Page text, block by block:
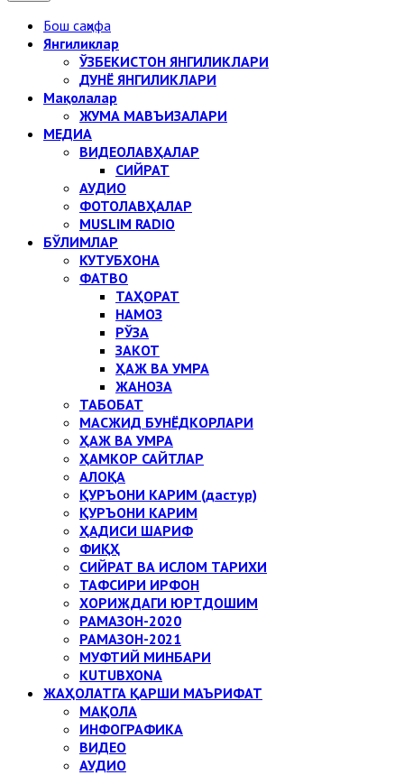
Бош саҳифа
Янгиликлар
ЎЗБЕКИСТОН ЯНГИЛИКЛАРИ
ДУНЁ ЯНГИЛИКЛАРИ
Мақолалар
ЖУМА МАВЪИЗАЛАРИ
МЕДИА
ВИДЕОЛАВҲАЛАР
СИЙРАТ
АУДИО
ФОТОЛАВҲАЛАР
MUSLIM RADIO
БЎЛИМЛАР
КУТУБХОНА
ФАТВО
ТАҲОРАТ
НАМОЗ
РЎЗА
ЗАКОТ
ҲАЖ ВА УМРА
ЖАНОЗА
ТАБОБАТ
МАСЖИД БУНЁДКОРЛАРИ
ҲАЖ ВА УМРА
ҲАМКОР САЙТЛАР
АЛОҚА
ҚУРЪОНИ КАРИМ (дастур)
ҚУРЪОНИ КАРИМ
ҲАДИСИ ШАРИФ
ФИҚҲ
СИЙРАТ ВА ИСЛОМ ТАРИХИ
ТАФСИРИ ИРФОН
ХОРИЖДАГИ ЮРТДОШИМ
РАМАЗОН-2020
РАМАЗОН-2021
МУФТИЙ МИНБАРИ
KUTUBXONA
ЖАҲОЛАТГА ҚАРШИ МАЪРИФАТ
МАҚОЛА
ИНФОГРАФИКА
ВИДЕО
АУДИО